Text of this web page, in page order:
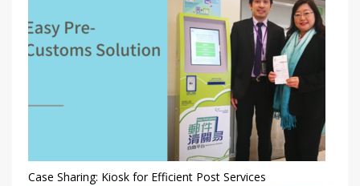
Case Sharing: Kiosk for Efficient Post Services